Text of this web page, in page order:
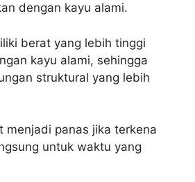
dengan kayu alami.
berat yang lebih tinggi
kayu alami, sehingga
struktural yang lebih
menjadi panas jika terkena
untuk waktu yang